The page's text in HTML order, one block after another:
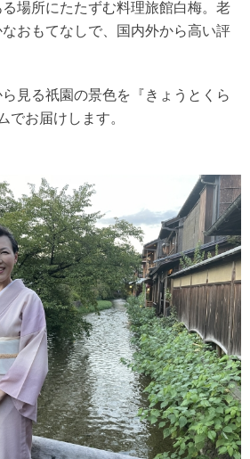
場所にたたずむ料理旅館白梅。老
おもてなしで、国内外から高い評
見る祇園の景色を『きょうとくら
でお届けします。